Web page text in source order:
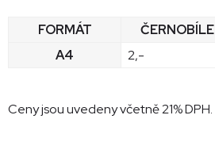
FORMÁT ČERNOBÍLE
A4
2,-
Ceny jsou uvedeny včetně 21% DPH.